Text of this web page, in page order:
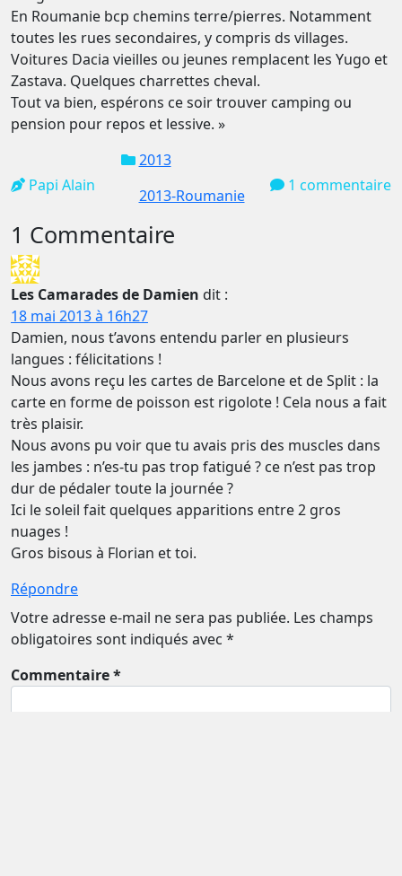
En Roumanie bcp chemins terre/pierres. Notamment
toutes les rues secondaires, y compris ds villages.
Voitures Dacia vieilles ou jeunes remplacent les Yugo et
Zastava. Quelques charrettes cheval.
Tout va bien, espérons ce soir trouver camping ou
pension pour repos et lessive. »
Papi Alain
2013
2013-Roumanie
1 commentaire
1 Commentaire
Les Camarades de Damien dit :
18 mai 2013 à 16h27
Damien, nous t’avons entendu parler en plusieurs
langues : félicitations !
Nous avons reçu les cartes de Barcelone et de Split : la
carte en forme de poisson est rigolote ! Cela nous a fait
très plaisir.
Nous avons pu voir que tu avais pris des muscles dans
les jambes : n’es-tu pas trop fatigué ? ce n’est pas trop
dur de pédaler toute la journée ?
Ici le soleil fait quelques apparitions entre 2 gros
nuages !
Gros bisous à Florian et toi.
Répondre
Votre adresse e-mail ne sera pas publiée. Les champs
obligatoires sont indiqués avec *
Commentaire *